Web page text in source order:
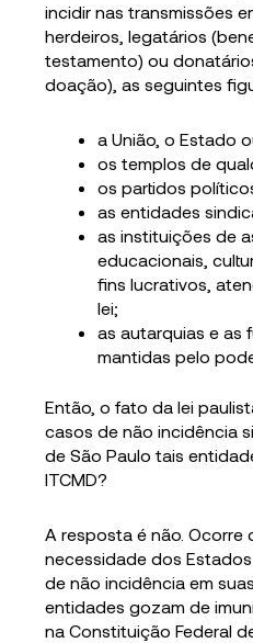
incidir nas transmissões
herdeiros, legatários
testamento) ou
doação), as seguintes
a União, o Estado
os templos de
os partidos
as entidades
as instituições de
educacionais,
fins lucrativos,
lei;
as autarquias e as
mantidas pelo
Então, o fato da lei
casos de não incidência
de São Paulo tais
ITCMD?
A resposta é não. Ocorre
necessidade dos
de não incidência em
entidades gozam de
na Constituição Federal